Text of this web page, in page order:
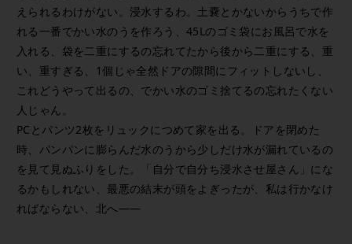
えられるわけがない。浸水するわ。土嚢とかないからうちで作
れる一番でかい水のうを作ろう、45Lのゴミ袋にお風呂で水を
入れる、袋を二重にするの忘れてたから後から二重にする、重
い、重すぎる、1個じゃ全然ドアの隙間にフィットしないし、
これどうやって出るの、でかい水のゴミ捨てるの忘れたくない
人じゃん。
PCとパンツ2枚をリュックにつめて家を出る。ドアを閉めた
時、パンパンに膨らんだ水のうから少しだけ水が漏れているの
を見て見ぬふりをした。「自分で自分ち浸水させ屋さん」にな
るかもしれない、最悪の結末が頭をよぎったが、私は行かなけ
ればならない、北へ——